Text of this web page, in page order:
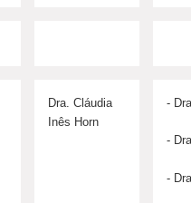
Dra. Cláudia
Inês Horn
-
-
-